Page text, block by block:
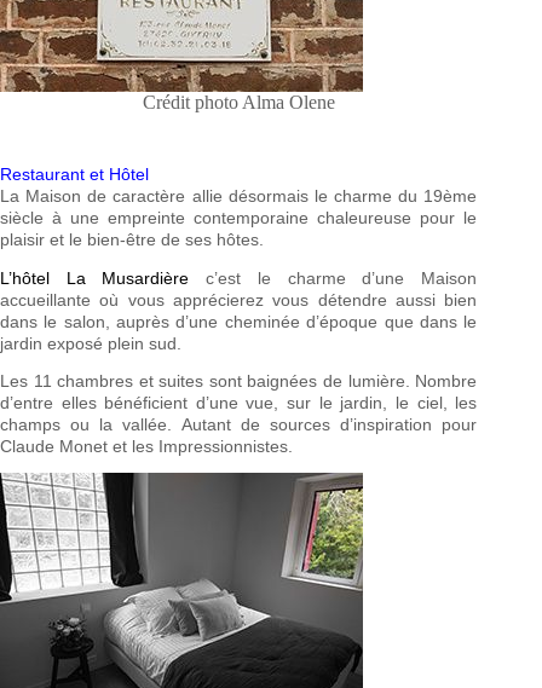
Crédit photo Alma Olene
Restaurant et Hôtel
La Maison de caractère allie désormais le charme du 19ème
siècle à une empreinte contemporaine chaleureuse pour le
plaisir et le bien-être de ses hôtes.
L’hôtel La Musardière c’est le charme d’une Maison
accueillante où vous apprécierez vous détendre aussi bien
dans le salon, auprès d’une cheminée d’époque que dans le
jardin exposé plein sud.
Les 11 chambres et suites sont baignées de lumière. Nombre
d’entre elles bénéficient d’une vue, sur le jardin, le ciel, les
champs ou la vallée. Autant de sources d’inspiration pour
Claude Monet et les Impressionnistes.